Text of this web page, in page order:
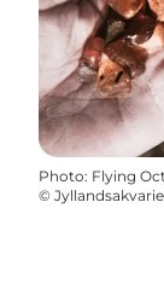
Photo: Flying
©